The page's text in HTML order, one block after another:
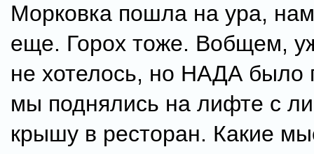
Морковка пошла на ура,
еще. Горох тоже. Вобщем,
не хотелось, но НАДА было
мы поднялись на лифте с
крышу в ресторан. Какие